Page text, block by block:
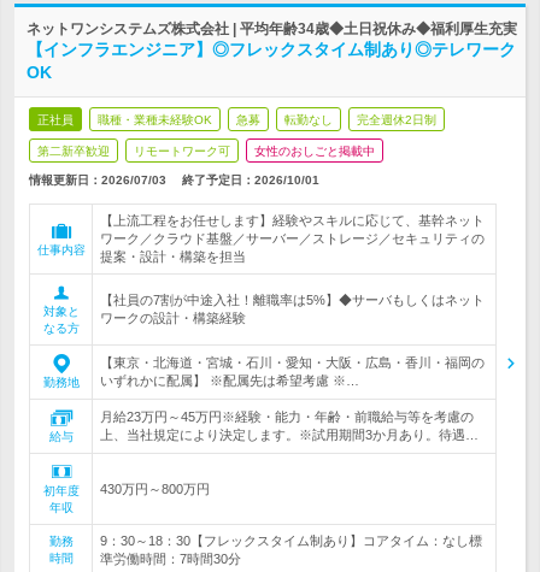
ネットワンシステムズ株式会社 | 平均年齢34歳◆土日祝休み◆福利厚生充実
【インフラエンジニア】◎フレックスタイム制あり◎テレワーク
OK
正社員 職種・業種未経験OK 急募 転勤なし 完全週休2日制
第二新卒歓迎 リモートワーク可 女性のおしごと掲載中
情報更新日：2026/07/03 終了予定日： 2026/10/01
仕事内容
【上流工程をお任せします】経験やスキルに応じて、基幹ネット
ワーク／クラウド基盤／サーバー／ストレージ／セキュリティの
提案・設計・構築を担当
対象と
なる方
【社員の7割が中途入社！離職率は5%】◆サーバもしくはネット
ワークの設計・構築経験
勤務地
【東京・北海道・宮城・石川・愛知・大阪・広島・香川・福岡の
いずれかに配属】 ※配属先は希望考慮 ※…
給与
月給23万円～45万円※経験・能力・年齢・前職給与等を考慮の
上、当社規定により決定します。※試用期間3か月あり。待遇…
初年度
年収
430万円～800万円
勤務
時間
9：30～18：30【フレックスタイム制あり】コアタイム：なし標
準労働時間：7時間30分